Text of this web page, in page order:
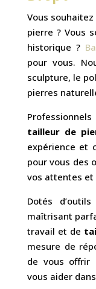
Vous
pierre ? Vous
historique ?
pour vous.
sculpture, le
pierres
tailleur de
expérience et
pour vous des
vos attentes et
Dotés
maîtrisant
travail et de
mesure de
de vous offrir
vous aider